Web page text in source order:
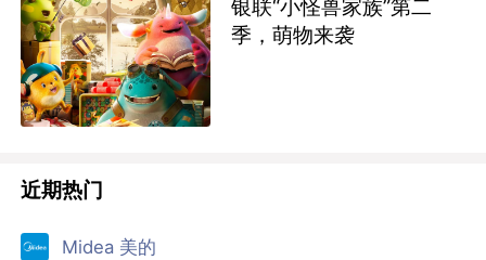
银联“小怪兽家族”第二
季，萌物来袭
近期热门
Midea 美的